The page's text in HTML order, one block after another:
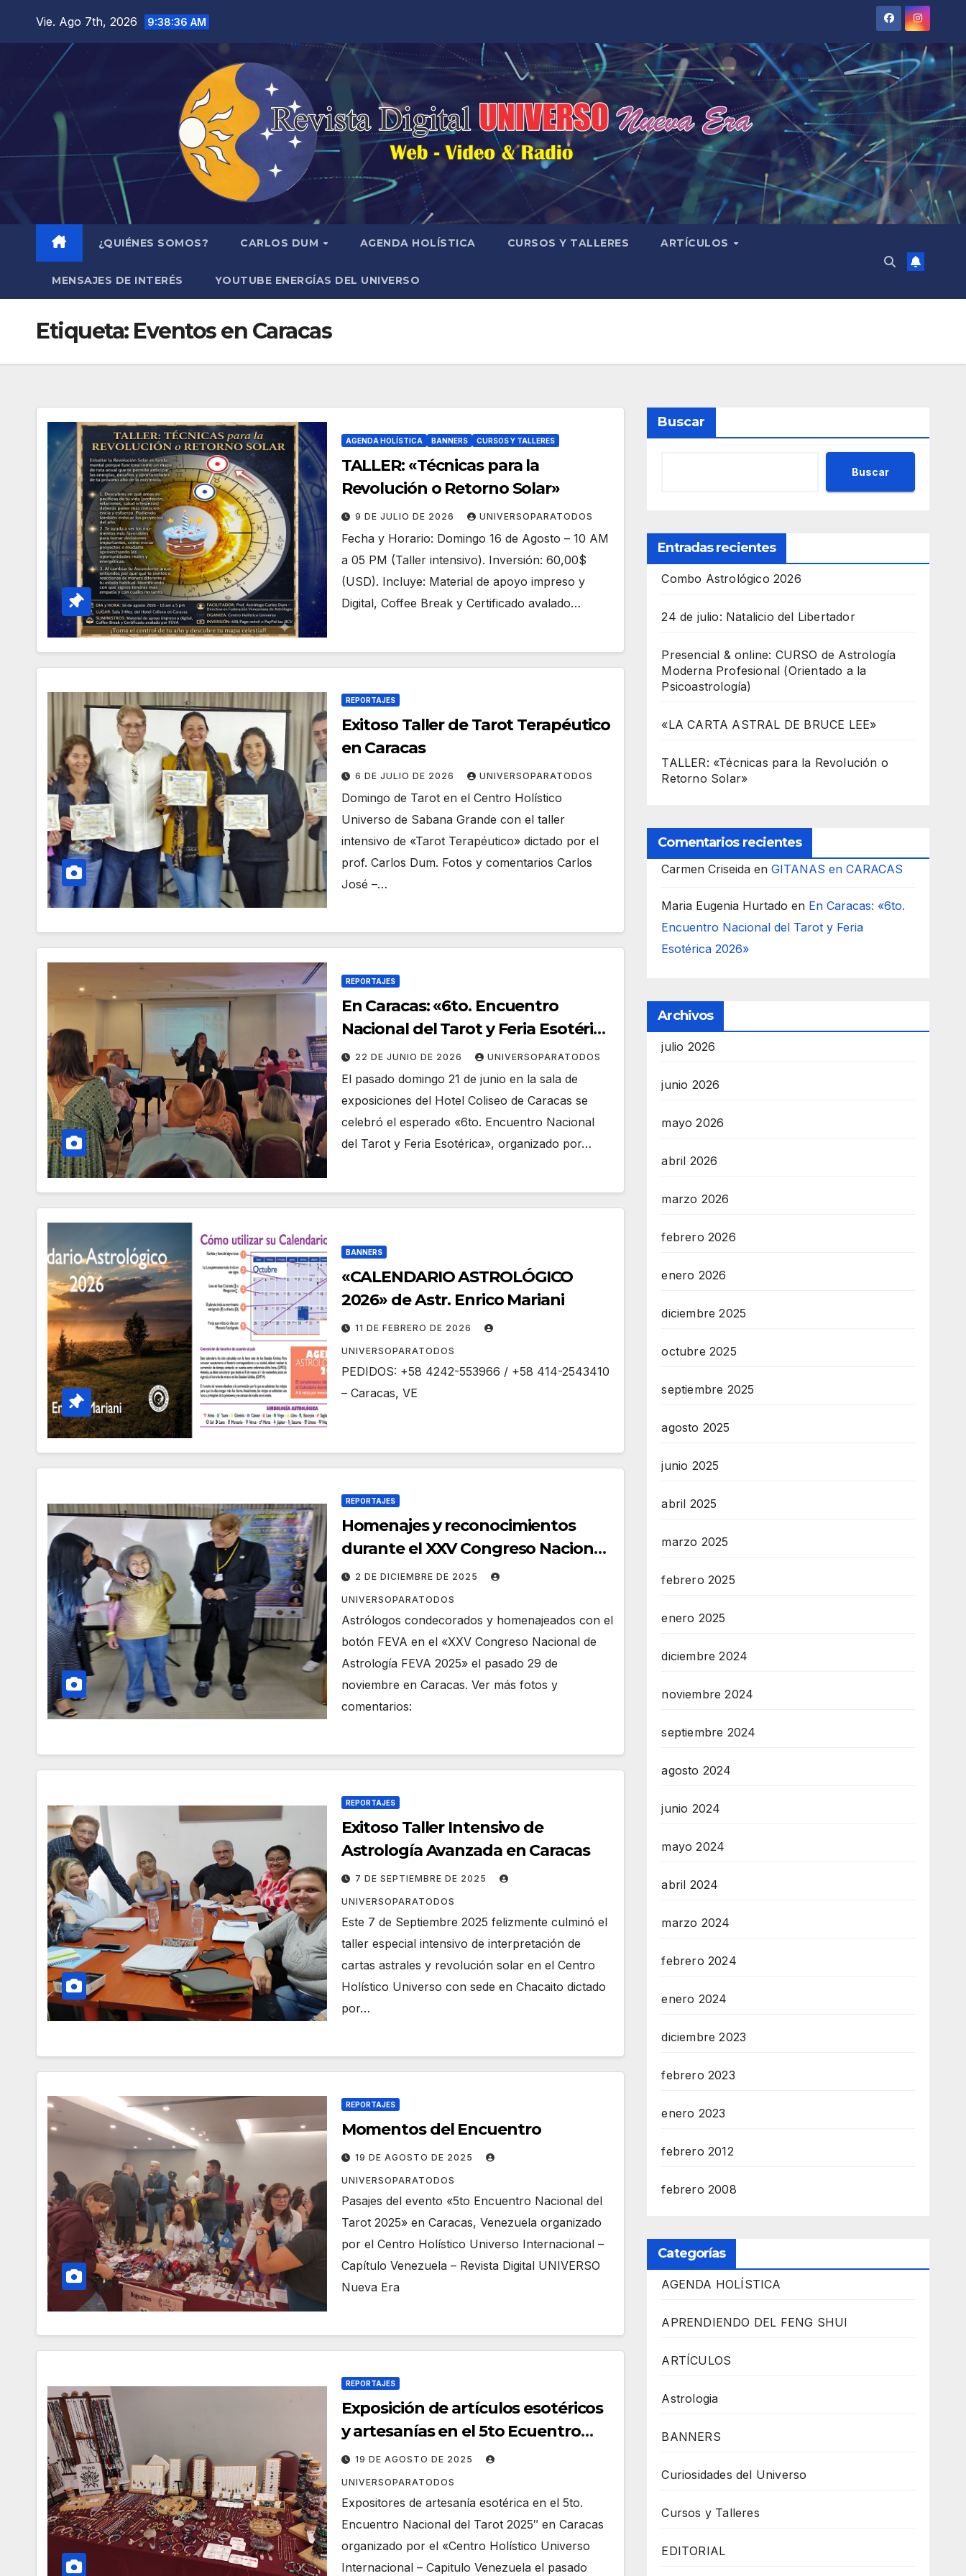
contenido
Vie. Ago 7th, 2026 9:38:38 AM
¿QUIÉNES SOMOS? CARLOS DUM AGENDA HOLÍSTICA CURSOS Y TALLERES ARTÍCULOS
MENSAJES DE INTERÉS YOUTUBE ENERGÍAS DEL UNIVERSO
Etiqueta: Eventos en Caracas
AGENDA HOLÍSTICA BANNERS CURSOS Y TALLERES
TALLER: «Técnicas para la
Revolución o Retorno Solar»
9 DE JULIO DE 2026 UNIVERSOPARATODOS
Fecha y Horario: Domingo 16 de Agosto – 10 AM
a 05 PM (Taller intensivo). Inversión: 60,00$
(USD). Incluye: Material de apoyo impreso y
Digital, Coffee Break y Certificado avalado…
REPORTAJES
Exitoso Taller de Tarot Terapéutico
en Caracas
6 DE JULIO DE 2026 UNIVERSOPARATODOS
Domingo de Tarot en el Centro Holístico
Universo de Sabana Grande con el taller
intensivo de «Tarot Terapéutico» dictado por el
prof. Carlos Dum. Fotos y comentarios Carlos
José –…
REPORTAJES
En Caracas: «6to. Encuentro
Nacional del Tarot y Feria Esotérica
2026»
22 DE JUNIO DE 2026 UNIVERSOPARATODOS
El pasado domingo 21 de junio en la sala de
exposiciones del Hotel Coliseo de Caracas se
celebró el esperado «6to. Encuentro Nacional
del Tarot y Feria Esotérica», organizado por…
BANNERS
«CALENDARIO ASTROLÓGICO
2026» de Astr. Enrico Mariani
11 DE FEBRERO DE 2026
UNIVERSOPARATODOS
PEDIDOS: +58 4242-553966 / +58 414-2543410
– Caracas, VE
REPORTAJES
Homenajes y reconocimientos
durante el XXV Congreso Nacional
de Astrología FEVA en Caracas
2 DE DICIEMBRE DE 2025
UNIVERSOPARATODOS
Astrólogos condecorados y homenajeados con el
botón FEVA en el «XXV Congreso Nacional de
Astrología FEVA 2025» el pasado 29 de
noviembre en Caracas. Ver más fotos y
comentarios:
REPORTAJES
Exitoso Taller Intensivo de
Astrología Avanzada en Caracas
7 DE SEPTIEMBRE DE 2025
UNIVERSOPARATODOS
Este 7 de Septiembre 2025 felizmente culminó el
taller especial intensivo de interpretación de
cartas astrales y revolución solar en el Centro
Holístico Universo con sede en Chacaito dictado
por…
REPORTAJES
Momentos del Encuentro
19 DE AGOSTO DE 2025
UNIVERSOPARATODOS
Pasajes del evento «5to Encuentro Nacional del
Tarot 2025» en Caracas, Venezuela organizado
por el Centro Holístico Universo Internacional –
Capítulo Venezuela – Revista Digital UNIVERSO
Nueva Era
REPORTAJES
Exposición de artículos esotéricos
y artesanías en el 5to Ecuentro
Nacional del Tarot
19 DE AGOSTO DE 2025
UNIVERSOPARATODOS
Expositores de artesanía esotérica en el 5to.
Encuentro Nacional del Tarot 2025″ en Caracas
organizado por el «Centro Holístico Universo
Internacional – Capitulo Venezuela el pasado
Buscar
Buscar
Entradas recientes
Combo Astrológico 2026
24 de julio: Natalicio del Libertador
Presencial & online: CURSO de Astrología
Moderna Profesional (Orientado a la
Psicoastrología)
«LA CARTA ASTRAL DE BRUCE LEE»
TALLER: «Técnicas para la Revolución o
Retorno Solar»
Comentarios recientes
Carmen Criseida enGITANAS en CARACAS
Maria Eugenia Hurtado en En Caracas: «6to.
Encuentro Nacional del Tarot y Feria
Esotérica 2026»
Archivos
julio 2026
junio 2026
mayo 2026
abril 2026
marzo 2026
febrero 2026
enero 2026
diciembre 2025
octubre 2025
septiembre 2025
agosto 2025
junio 2025
abril 2025
marzo 2025
febrero 2025
enero 2025
diciembre 2024
noviembre 2024
septiembre 2024
agosto 2024
junio 2024
mayo 2024
abril 2024
marzo 2024
febrero 2024
enero 2024
diciembre 2023
febrero 2023
enero 2023
febrero 2012
febrero 2008
Categorías
AGENDA HOLÍSTICA
APRENDIENDO DEL FENG SHUI
ARTÍCULOS
Astrologia
BANNERS
Curiosidades del Universo
Cursos y Talleres
EDITORIAL